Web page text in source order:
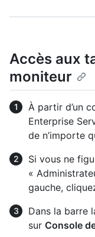
Accès aux
moniteur
À partir d’un
Enterprise
de n’importe
Si vous ne
«
gauche,
Dans la barre
sur Console